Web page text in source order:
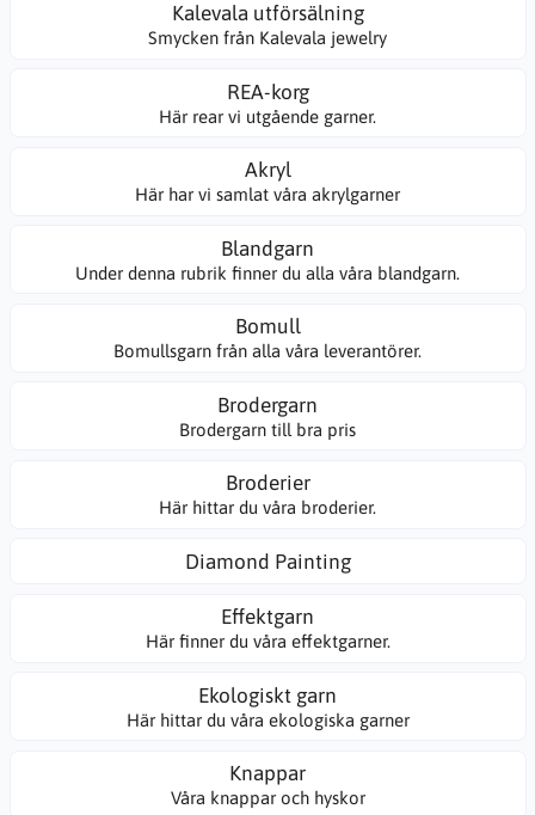
Kalevala utförsälning
Smycken från Kalevala jewelry
REA-korg
Här rear vi utgående garner.
Akryl
Här har vi samlat våra akrylgarner
Blandgarn
Under denna rubrik finner du alla våra blandgarn.
Bomull
Bomullsgarn från alla våra leverantörer.
Brodergarn
Brodergarn till bra pris
Broderier
Här hittar du våra broderier.
Diamond Painting
Effektgarn
Här finner du våra effektgarner.
Ekologiskt garn
Här hittar du våra ekologiska garner
Knappar
Våra knappar och hyskor